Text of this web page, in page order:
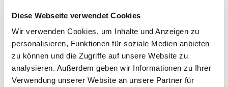
Diese Webseite verwendet Cookies
Wir verwenden Cookies, um Inhalte und Anzeigen zu
personalisieren, Funktionen für soziale Medien anbieten
zu können und die Zugriffe auf unsere Website zu
analysieren. Außerdem geben wir Informationen zu Ihrer
Verwendung unserer Website an unsere Partner für